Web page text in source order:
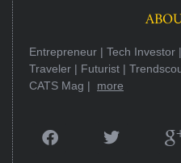
Entrepreneur | Tech Investor
Traveler | Futurist |
CATS Mag | more